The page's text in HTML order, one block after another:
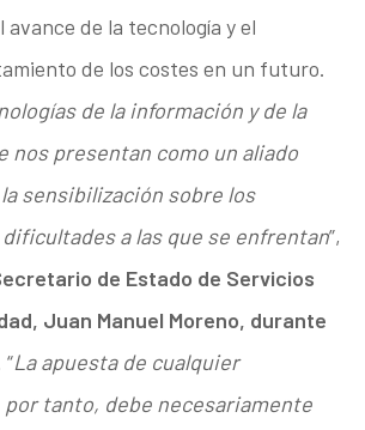
de la tecnología y el
de los costes en un futuro.
de la información y de la
nos presentan como un aliado
sensibilización sobre los
a las que se enfrentan”,
de Estado de Servicios
Juan Manuel Moreno, durante
“La apuesta de cualquier
tanto, debe necesariamente